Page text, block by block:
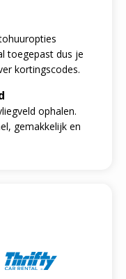
toegepast dus je
kortingscodes.
ophalen.
gemakkelijk en